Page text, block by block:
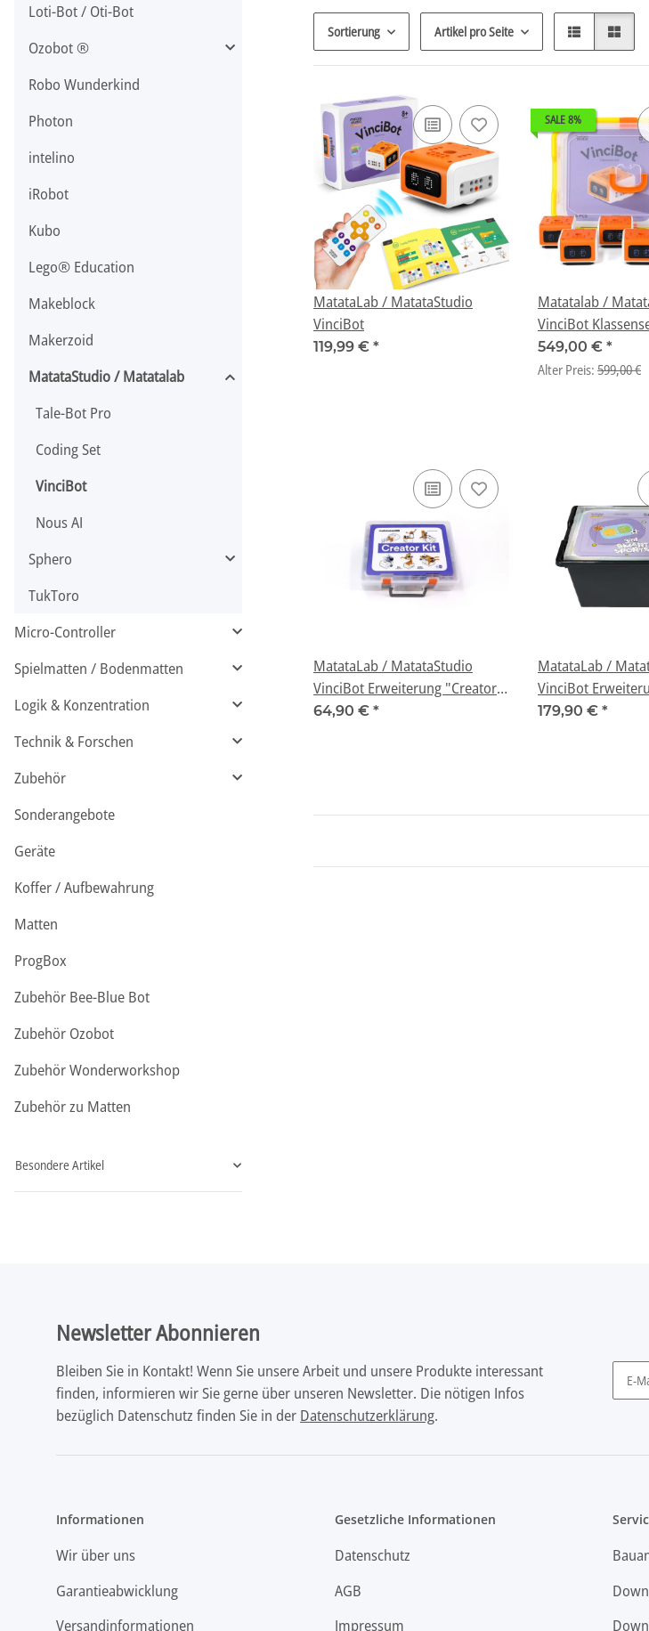
Sortierung Artikel pro Seite
MatataLab / MatataStudio
VinciBot
119,99 € *
SALE 8%
Matatalab /
VinciBot
549,00 € *
Alter Preis: 599,00 €
MatataLab / MatataStudio
VinciBot Erweiterung "Creator
Kit" ab 8 Jahren
64,90 € *
MatataLab /
VinciBot
Smart Sports Kit"
179,90 € *
Loti-Bot / Oti-Bot
Ozobot ®
Robo Wunderkind
Photon
intelino
iRobot
Kubo
Lego® Education
Makeblock
Makerzoid
MatataStudio / Matatalab
Tale-Bot Pro
Coding Set
VinciBot
Nous AI
Sphero
TukToro
Micro-Controller
Spielmatten / Bodenmatten
Logik & Konzentration
Technik & Forschen
Zubehör
Sonderangebote
Geräte
Koffer / Aufbewahrung
Matten
ProgBox
Zubehör Bee-Blue Bot
Zubehör Ozobot
Zubehör Wonderworkshop
Zubehör zu Matten
Besondere Artikel
Newsletter Abonnieren
Bleiben Sie in Kontakt! Wenn Sie unsere Arbeit und unsere Produkte interessant
finden, informieren wir Sie gerne über unseren Newsletter. Die nötigen Infos
bezüglich Datenschutz finden Sie in der Datenschutzerklärung.
Informationen
Wir über uns
Garantieabwicklung
Versandinformationen
Gesetzliche Informationen
Datenschutz
AGB
Impressum